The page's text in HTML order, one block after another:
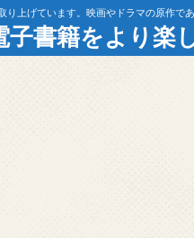
り上げています。映画やドラマの原作で
子書籍をより楽